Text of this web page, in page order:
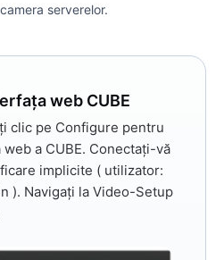
serverelor.
web CUBE
clic pe Configure pentru
a CUBE. Conectați-vă
implicite ( utilizator:
). Navigați la Video-Setup